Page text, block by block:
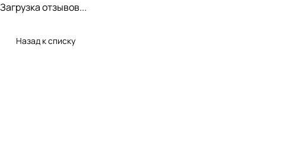
Загрузка отзывов...
Назад к списку